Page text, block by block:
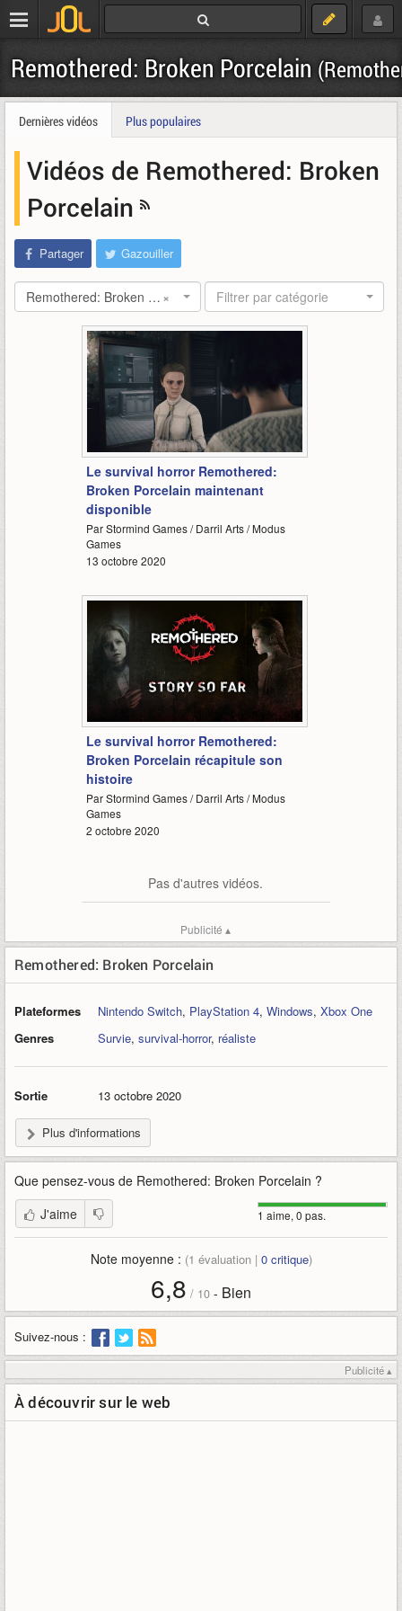
Remothered: Broken Porcelain
Dernières vidéos Plus populaires
Vidéos de Remothered: Broken
Porcelain
Partager Gazouiller
×
Remothered: Broken Porcelain Filtrer par catégorie
1:27
Le survival horror Remothered:
Broken Porcelain maintenant
disponible
Par Stormind Games / Darril Arts / Modus
Games
13 octobre 2020
4:33
Le survival horror Remothered:
Broken Porcelain récapitule son
histoire
Par Stormind Games / Darril Arts / Modus
Games
2 octobre 2020
Pas d'autres vidéos.
Publicité ▴
Remothered: Broken Porcelain
Plateformes Nintendo Switch, PlayStation 4, Windows, Xbox One
Genres
Survie, survival-horror, réaliste
Sortie 13 octobre 2020
Plus d'informations
Que pensez-vous de Remothered: Broken Porcelain ?
1 aime, 0 pas.
J'aime
Note moyenne : (1 évaluation | 0critique)
6,8 / 10 - Bien
Suivez-nous :
Publicité ▴
À découvrir sur le web